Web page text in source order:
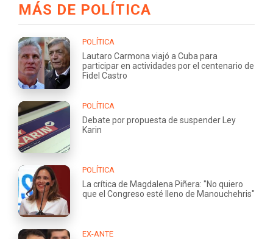
MÁS DE POLÍTICA
POLÍTICA
Lautaro Carmona viajó a Cuba para
participar en actividades por el centenario de
Fidel Castro
POLÍTICA
Debate por propuesta de suspender Ley
Karin
POLÍTICA
La crítica de Magdalena Piñera: "No quiero
que el Congreso esté lleno de Manouchehris"
EX-ANTE